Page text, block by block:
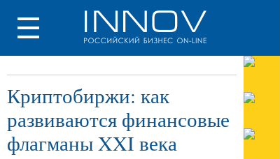
Криптобиржи: как
развиваются финансовые
флагманы XXI века